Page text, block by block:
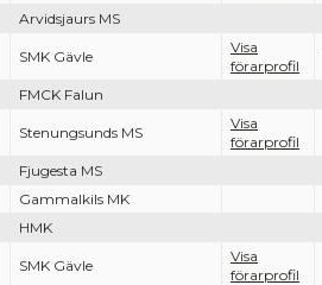
Arvidsjaurs MS
SMK Gävle
Visa
förarprofil
FMCK Falun
Stenungsunds MS
Visa
förarprofil
Fjugesta MS
Gammalkils MK
HMK
SMK Gävle
Visa
förarprofil